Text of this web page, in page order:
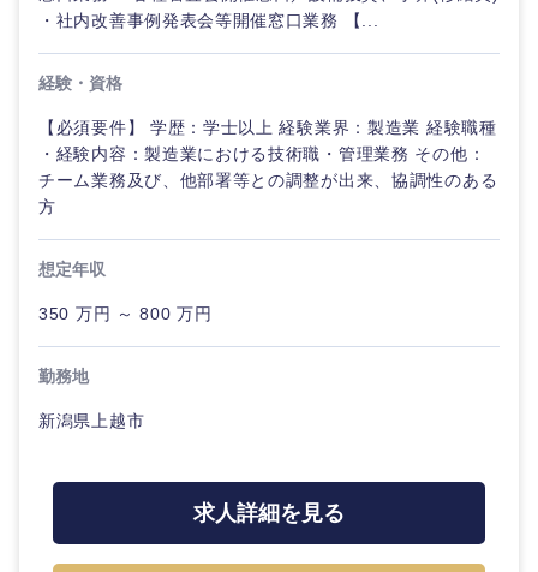
九州・沖縄
福岡県
長崎県 熊本県
海外
・社内改善事例発表会等開催窓口業務 【...
経験・資格
【必須要件】 学歴：学士以上 経験業界：製造業 経験職種
・経験内容：製造業における技術職・管理業務 その他：
チーム業務及び、他部署等との調整が出来、協調性のある
方
想定年収
350 万円 ～ 800 万円
勤務地
新潟県上越市
求人詳細を見る